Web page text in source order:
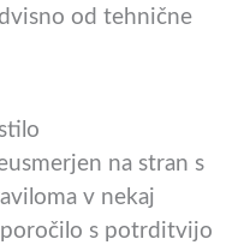
od tehnične
na stran s
v nekaj
s potrditvijo